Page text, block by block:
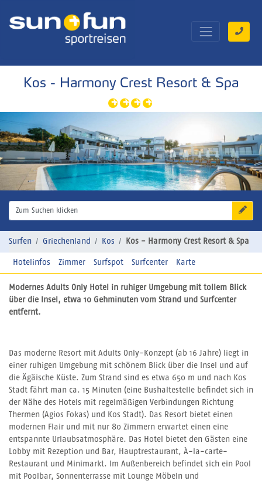
Kos - Harmony Crest Resort & Spa
Zum Suchen klicken
Surfen Griechenland Kos Kos - Harmony Crest Resort & Spa
Hotelinfos Zimmer Surfspot Surfcenter Karte
Modernes Adults Only Hotel in ruhiger Umgebung mit tollem Blick
über die Insel, etwa 10 Gehminuten vom Strand und Surfcenter
entfernt.
Das moderne Resort mit Adults Only-Konzept (ab 16 Jahre) liegt in
einer ruhigen Umgebung mit schönem Blick über die Insel und auf
die Ägäische Küste. Zum Strand sind es etwa 650 m und nach Kos
Stadt fährt man ca. 15 Minuten (eine Bushaltestelle befindet sich in
der Nähe des Hotels mit regelmäßigen Verbindungen Richtung
Thermen (Agios Fokas) und Kos Stadt). Das Resort bietet einen
modernen Flair und mit nur 80 Zimmern erwartet einen eine
entspannte Urlaubsatmosphäre. Das Hotel bietet den Gästen eine
Lobby mit Rezeption und Bar, Hauptrestaurant, À-la-carte-
Restaurant und Minimarkt. Im Außenbereich befindet sich ein Pool
mit Poolbar, Sonnenterrasse mit Lounge Möbeln und